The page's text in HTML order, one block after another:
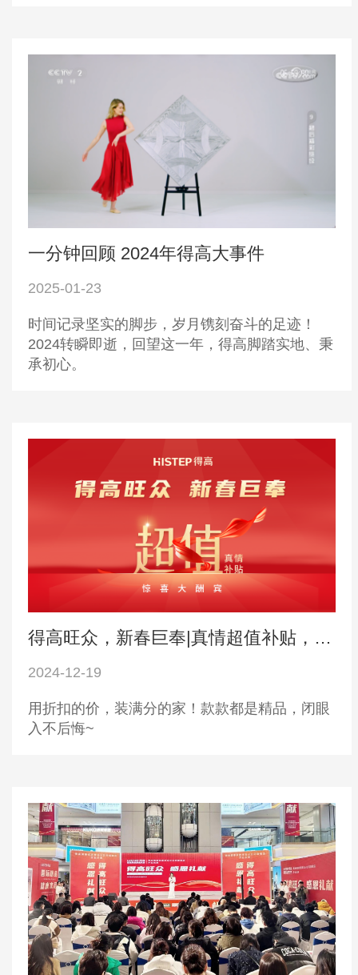
一分钟回顾 2024年得高大事件
2025-01-23
时间记录坚实的脚步，岁月镌刻奋斗的足迹！
2024转瞬即逝，回望这一年，得高脚踏实地、秉
承初心。
得高旺众，新春巨奉|真情超值补贴，惊喜大酬宾！
2024-12-19
用折扣的价，装满分的家！款款都是精品，闭眼
入不后悔~